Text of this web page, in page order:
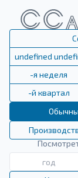
undefined
-я неделя
-й квартал